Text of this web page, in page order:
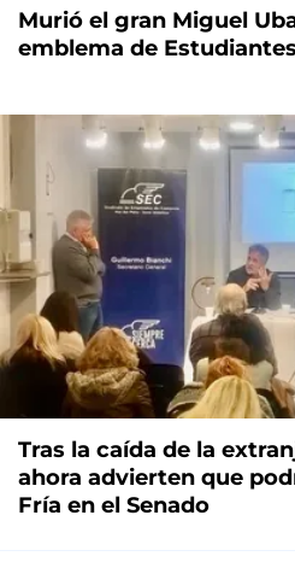
Murió el gran Miguel
emblema de
Tras la caída de la
ahora advierten que
Fría en el Senado